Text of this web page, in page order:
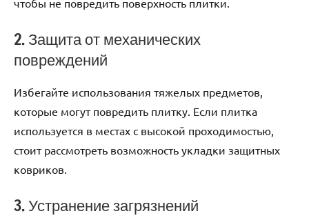
чтобы не повредить поверхность плитки.
2. Защита от механических
повреждений
Избегайте использования тяжелых предметов,
которые могут повредить плитку. Если плитка
используется в местах с высокой проходимостью,
стоит рассмотреть возможность укладки защитных
ковриков.
3. Устранение загрязнений